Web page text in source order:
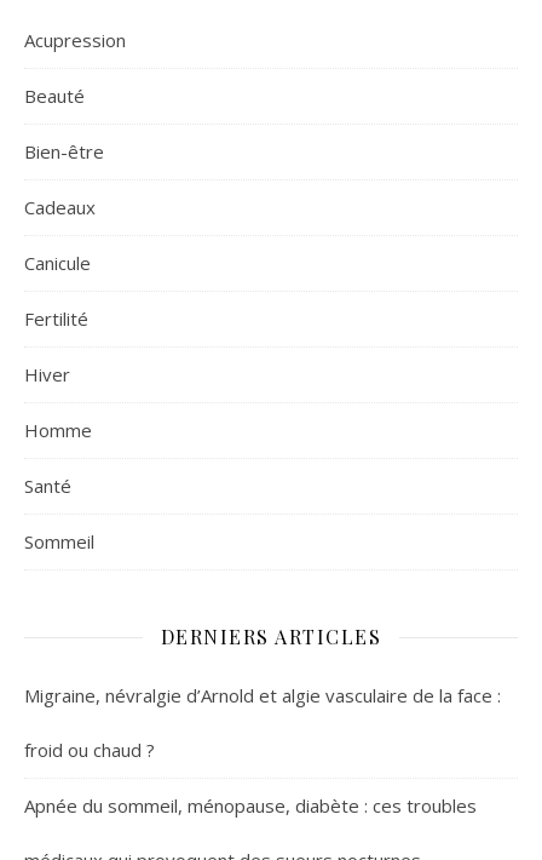
Acupression
Beauté
Bien-être
Cadeaux
Canicule
Fertilité
Hiver
Homme
Santé
Sommeil
DERNIERS ARTICLES
Migraine, névralgie d’Arnold et algie vasculaire de la face :
froid ou chaud ?
Apnée du sommeil, ménopause, diabète : ces troubles